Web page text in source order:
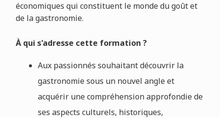
économiques qui constituent le monde du goût et
de la gastronomie.
À qui s'adresse cette formation ?
Aux passionnés souhaitant découvrir la
gastronomie sous un nouvel angle et
acquérir une compréhension approfondie de
ses aspects culturels, historiques,